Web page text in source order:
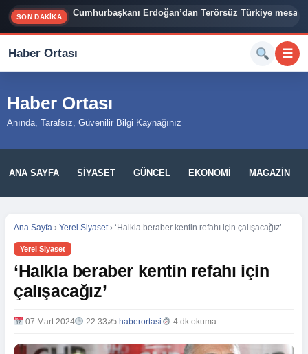
SON DAKİKA Cumhurbaşkanı Erdoğan’dan Terörsüz Türkiye mesajı
İzmir Siyasetinde Bomba İddia: Cemil Tugay 3
Haber Ortası ☰
Haber Ortası
Anında, Tarafsız, Güvenilir Bilgi Kaynağınız
ANA SAYFA SIYASET GÜNCEL EKONOMI MAGAZIN
Ana Sayfa › Yerel Siyaset › ‘Halkla beraber kentin refahı için çalışacağız’
Yerel Siyaset
‘Halkla beraber kentin refahı için
çalışacağız’
07 Mart 2024 22:33✍️ haberortasi 4 dk okuma